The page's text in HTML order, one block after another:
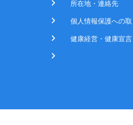
所在地・連絡先
個人情報保護への
健康経営・健康宣言